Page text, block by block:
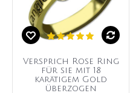
Versprich Rose Ring
für sie mit 18
karätigem Gold
überzogen